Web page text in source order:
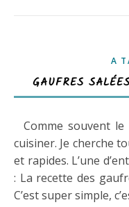
A
GAUFRES
Comme souvent le dimanche soir, j’ai la flegme de
cuisiner. Je cherche
et rapides. L’une
: La recette des
C’est super simple,